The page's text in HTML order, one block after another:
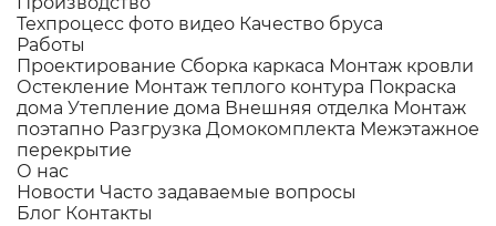
Техпроцесс фото видео Качество бруса
Работы
Проектирование Сборка каркаса Монтаж кровли
Остекление Монтаж теплого контура Покраска
дома Утепление дома Внешняя отделка Монтаж
поэтапно Разгрузка Домокомплекта Межэтажное
перекрытие
О нас
Новости Часто задаваемые вопросы
Блог Контакты